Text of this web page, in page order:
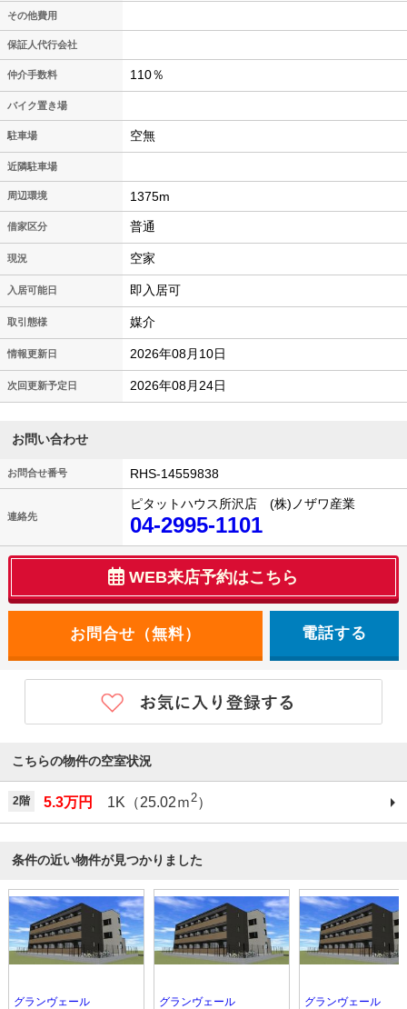
その他費用
保証人代行会社
仲介手数料 110％
バイク置き場
駐車場 空無
近隣駐車場
周辺環境 1375m
借家区分 普通
現況 空家
入居可能日 即入居可
取引態様 媒介
情報更新日 2026年08月10日
次回更新予定日 2026年08月24日
お問い合わせ
お問合せ番号 RHS-14559838
連絡先
ピタットハウス所沢店 (株)ノザワ産業
04-2995-1101
WEB来店予約はこちら
電話する
こちらの物件の空室状況
2階 5.3万円 1K（25.02ｍ2）
条件の近い物件が見つかりました
グランヴェール
グランヴェール
グランヴェール